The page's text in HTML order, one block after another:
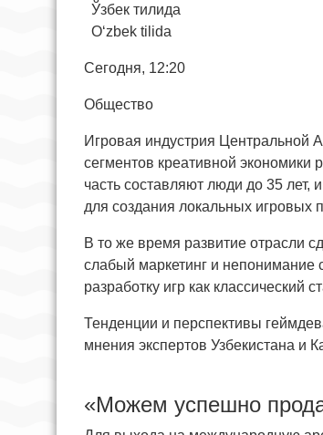
Ўзбек тилида
O‘zbek tilida
Сегодня, 12:20
Общество
Игровая индустрия Центральной
сегментов креативной
часть составляют люди до 35 лет,
для создания локальных игровых
В то же время развитие отрасли
слабый маркетинг и непонимание
разработку игр как классический
Тенденции и перспективы
мнения экспертов Узбекистана и
«Можем успешно